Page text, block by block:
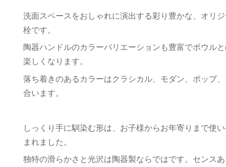
洗面スペースをおしゃれに演出する彩り豊かな、オリ
栓です。
陶器ハンドルのカラーバリエーションも豊富でボウル
楽しくなります。
落ち着きのあるカラーはクラシカル、モダン、ポップ
合います。
しっくり手に馴染む形は、お子様からお年寄りまで使
まれました。
独特の滑らかさと光沢は陶器製ならではです。センス